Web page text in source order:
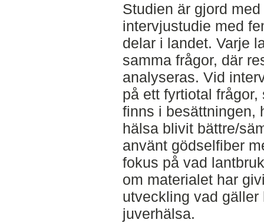
Studien är gjord
intervjustudie med
delar i landet. Varje
samma frågor, där
analyseras. Vid
på ett fyrtiotal
finns i besättningen,
hälsa blivit bättre/
använt gödselfiber
fokus på vad
om materialet har
utveckling vad
juverhälsa.